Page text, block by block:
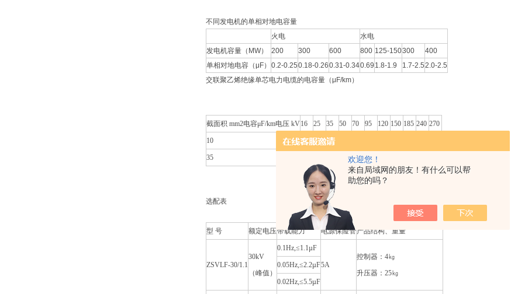
欢迎您！
来自局域网的朋友！有什么可以帮
助您的吗？
不同发电机的单相对地电容量
火电
水电
发电机容量（MW）
200 300 600 800 125-150300
400
单相对地电容（μF） 0.2-0.250.18-0.260.31-0.340.69 1.8-1.9 1.7-2.52.0-2.5
交联聚乙烯绝缘单芯电力电缆的电容量（μF/km）
截面积 mm2电容μF/km电压 kV16 25 35 50 70 95 120 150 185 240 270
10 0.15 0.170.18
35 0.110.120.13
选配表
型 号 额定电压带载能力 电源保险管产品结构、重量
ZSVLF-30/1.1
30kV
（峰值）
0.1Hz,≤1.1µF
5A
控制器：4㎏
升压器：25㎏
0.05Hz,≤2.2µF
0.02Hz,≤5.5µF